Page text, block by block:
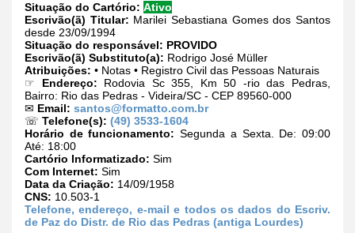
Situação do Cartório: Ativo
Escrivão(ã) Titular: Marilei Sebastiana Gomes dos Santos
desde 23/09/1994
Situação do responsável: PROVIDO
Escrivão(ã) Substituto(a): Rodrigo José Müller
Atribuições: • Notas • Registro Civil das Pessoas Naturais
☞ Endereço: Rodovia Sc 355, Km 50 -rio das Pedras,
Bairro: Rio das Pedras - Videira/SC - CEP 89560-000
✉ Email: santos@formatto.com.br
☏ Telefone(s): (49) 3533-1604
Horário de funcionamento: Segunda a Sexta. De: 09:00
Até: 18:00
Cartório Informatizado: Sim
Com Internet: Sim
Data da Criação: 14/09/1958
CNS: 10.503-1
Telefone, endereço, e-mail e todos os dados do Escriv.
de Paz do Distr. de Rio das Pedras (antiga Lourdes)